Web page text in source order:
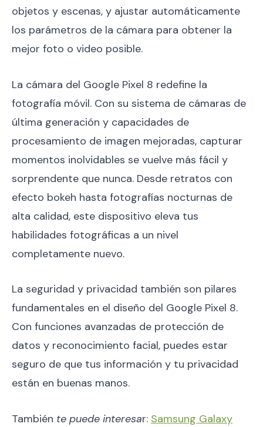
objetos y escenas, y ajustar automáticamente
los parámetros de la cámara para obtener la
mejor foto o video posible.
La cámara del Google Pixel 8 redefine la
fotografía móvil. Con su sistema de cámaras de
última generación y capacidades de
procesamiento de imagen mejoradas, capturar
momentos inolvidables se vuelve más fácil y
sorprendente que nunca. Desde retratos con
efecto bokeh hasta fotografías nocturnas de
alta calidad, este dispositivo eleva tus
habilidades fotográficas a un nivel
completamente nuevo.
La seguridad y privacidad también son pilares
fundamentales en el diseño del Google Pixel 8.
Con funciones avanzadas de protección de
datos y reconocimiento facial, puedes estar
seguro de que tus información y tu privacidad
están en buenas manos.
También te puede interesar: Samsung Galaxy